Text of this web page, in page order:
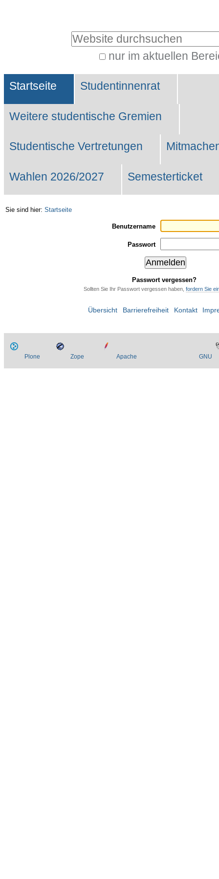
Website durchsuchen
nur im aktuellen
Suche…
Sektionen
Startseite Studentinnenrat
Weitere studentische Gremien
Studentische Vertretungen
Wahlen 2026/2027 Semesterticket
Sie sind hier: Startseite
Benutzername
Passwort
Passwort vergessen?
Sollten Sie Ihr Passwort vergessen haben, fordern Sie
Übersicht Barrierefreiheit Kontakt
Plone Zope Apache GNU